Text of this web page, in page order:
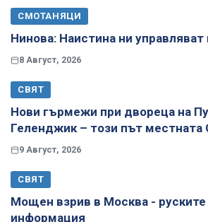
СМОТАНЯЦИ
Нинова: Наистина ни управляват
8 Август, 2026
СВЯТ
Нови гърмежи при двореца на
Геленджик – този път местната
9 Август, 2026
СВЯТ
Мощен взрив в Москва - руските
информация